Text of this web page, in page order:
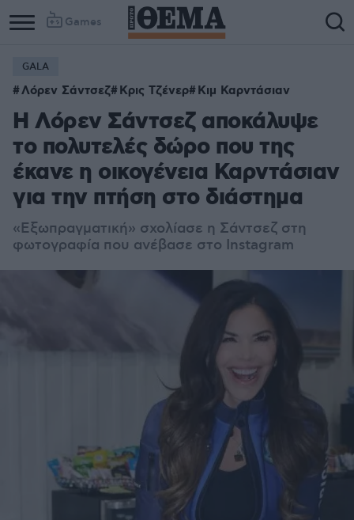
Games
GALA
Λόρεν Σάντσεζ Κρις Τζένερ Κιμ Καρντάσιαν
H Λόρεν Σάντσεζ αποκάλυψε
το πολυτελές δώρο που της
έκανε η οικογένεια Καρντάσιαν
για την πτήση στο διάστημα
«Εξωπραγματική» σχολίασε η Σάντσεζ στη
φωτογραφία που ανέβασε στο Instagram